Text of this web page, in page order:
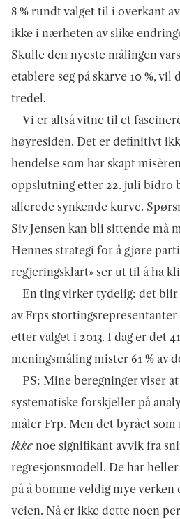
8 % rundt valget til i overkant
ikke i nærheten av slike
Skulle den nyeste målingen
etablere seg på skarve 10 %,
tredel.
Vi er altså vitne til et
høyresiden. Det er definitivt
hendelse som har skapt
oppslutning etter 22. juli bidro
allerede synkende kurve.
Siv Jensen kan bli sittende må
Hennes strategi for å gjøre
regjeringsklart» ser ut til å ha
En ting virker tydelig: det
av Frps
etter valget i 2013. I dag er det
meningsmåling mister 61 % av
PS: Mine beregninger viser
systematiske forskjeller på
måler Frp. Men det byrået som
ikke noe signifikant avvik fra
regresjonsmodell. De har
på å bomme veldig mye
veien. Nå er ikke dette noen